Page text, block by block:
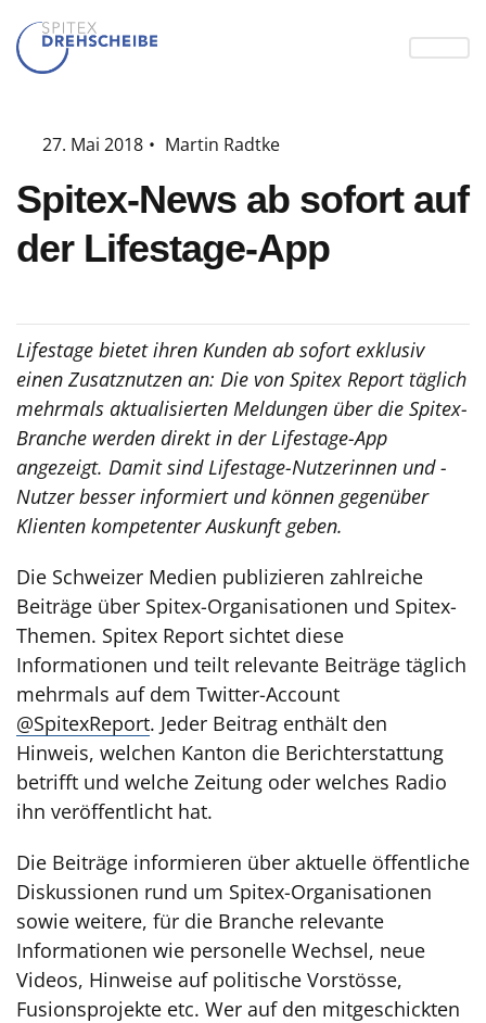
27. Mai 2018 • Martin Radtke
Spitex-News ab sofort auf
der Lifestage-App
Lifestage bietet ihren Kunden ab sofort exklusiv
einen Zusatznutzen an: Die von Spitex Report täglich
mehrmals aktualisierten Meldungen über die Spitex-
Branche werden direkt in der Lifestage-App
angezeigt. Damit sind Lifestage-Nutzerinnen und -
Nutzer besser informiert und können gegenüber
Klienten kompetenter Auskunft geben.
Die Schweizer Medien publizieren zahlreiche
Beiträge über Spitex-Organisationen und Spitex-
Themen. Spitex Report sichtet diese
Informationen und teilt relevante Beiträge täglich
mehrmals auf dem Twitter-Account
@SpitexReport. Jeder Beitrag enthält den
Hinweis, welchen Kanton die Berichterstattung
betrifft und welche Zeitung oder welches Radio
ihn veröffentlicht hat.
Die Beiträge informieren über aktuelle öffentliche
Diskussionen rund um Spitex-Organisationen
sowie weitere, für die Branche relevante
Informationen wie personelle Wechsel, neue
Videos, Hinweise auf politische Vorstösse,
Fusionsprojekte etc. Wer auf den mitgeschickten